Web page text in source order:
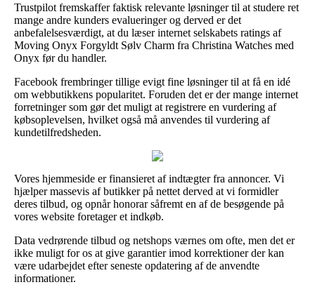
Trustpilot fremskaffer faktisk relevante løsninger til at studere ret
mange andre kunders evalueringer og derved er det
anbefalelsesværdigt, at du læser internet selskabets ratings af
Moving Onyx Forgyldt Sølv Charm fra Christina Watches med
Onyx før du handler.
Facebook frembringer tillige evigt fine løsninger til at få en idé
om webbutikkens popularitet. Foruden det er der mange internet
forretninger som gør det muligt at registrere en vurdering af
købsoplevelsen, hvilket også må anvendes til vurdering af
kundetilfredsheden.
Vores hjemmeside er finansieret af indtægter fra annoncer. Vi
hjælper massevis af butikker på nettet derved at vi formidler
deres tilbud, og opnår honorar såfremt en af de besøgende på
vores website foretager et indkøb.
Data vedrørende tilbud og netshops værnes om ofte, men det er
ikke muligt for os at give garantier imod korrektioner der kan
være udarbejdet efter seneste opdatering af de anvendte
informationer.